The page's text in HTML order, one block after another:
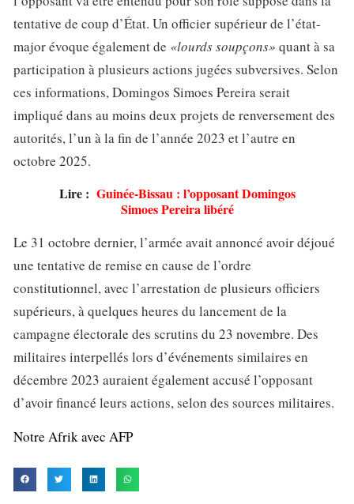
tentative de coup d’État. Un officier supérieur de l’état-
major évoque également de «lourds soupçons» quant à sa
participation à plusieurs actions jugées subversives. Selon
ces informations, Domingos Simoes Pereira serait
impliqué dans au moins deux projets de renversement des
autorités, l’un à la fin de l’année 2023 et l’autre en
octobre 2025.
Lire : Guinée-Bissau : l’opposant Domingos
Simoes Pereira libéré
Le 31 octobre dernier, l’armée avait annoncé avoir déjoué
une tentative de remise en cause de l’ordre
constitutionnel, avec l’arrestation de plusieurs officiers
supérieurs, à quelques heures du lancement de la
campagne électorale des scrutins du 23 novembre. Des
militaires interpellés lors d’événements similaires en
décembre 2023 auraient également accusé l’opposant
d’avoir financé leurs actions, selon des sources militaires.
Notre Afrik avec AFP